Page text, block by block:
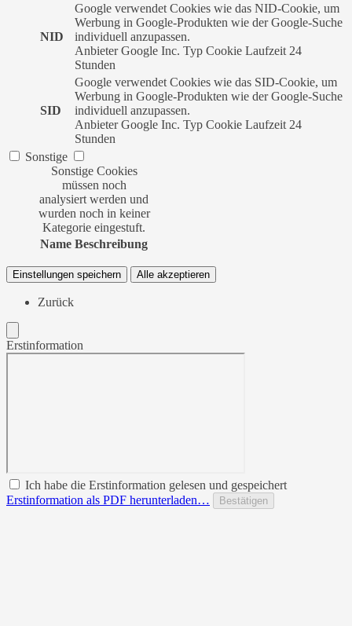
NID
Google verwendet Cookies wie das NID-Cookie, um
Werbung in Google-Produkten wie der Google-Suche
individuell anzupassen.
Anbieter Google Inc. Typ Cookie Laufzeit 24
Stunden
SID
Google verwendet Cookies wie das SID-Cookie, um
Werbung in Google-Produkten wie der Google-Suche
individuell anzupassen.
Anbieter Google Inc. Typ Cookie Laufzeit 24
Stunden
Sonstige
Sonstige Cookies
müssen noch
analysiert werden und
wurden noch in keiner
Kategorie eingestuft.
Name Beschreibung
Einstellungen speichern Alle akzeptieren
Zurück
Erstinformation
Ich habe die Erstinformation gelesen und gespeichert
Erstinformation als PDF herunterladen…
Bestätigen